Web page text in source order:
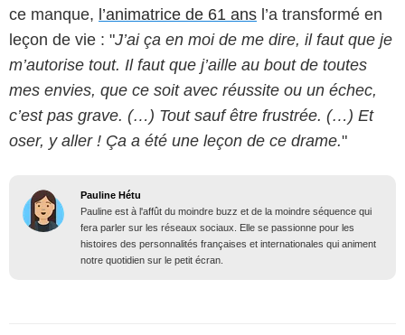
ce manque, l’animatrice de 61 ans l’a transformé en
leçon de vie : "J’ai ça en moi de me dire, il faut que je
m’autorise tout. Il faut que j’aille au bout de toutes
mes envies, que ce soit avec réussite ou un échec,
c’est pas grave. (…) Tout sauf être frustrée. (…) Et
oser, y aller ! Ça a été une leçon de ce drame."
Pauline Hétu
Pauline est à l'affût du moindre buzz et de la moindre séquence qui
fera parler sur les réseaux sociaux. Elle se passionne pour les
histoires des personnalités françaises et internationales qui animent
notre quotidien sur le petit écran.